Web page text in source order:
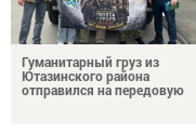
Гуманитарный груз из
Ютазинского района
отправился на передовую